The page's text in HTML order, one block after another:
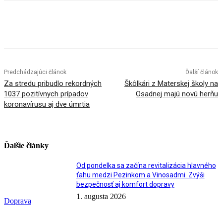
Predchádzajúci článok
Za stredu pribudlo rekordných
1037 pozitívnych prípadov
koronavírusu aj dve úmrtia
Ďalší článok
Škôlkári z Materskej školy na
Osadnej majú novú herňu
Ďalšie články
Doprava
Od pondelka sa začína revitalizácia hlavného
ťahu medzi Pezinkom a Vinosadmi. Zvýši
bezpečnosť aj komfort dopravy
1. augusta 2026